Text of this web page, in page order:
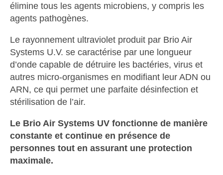
élimine tous les agents microbiens, y compris les
agents pathogènes.
Le rayonnement ultraviolet produit par Brio Air
Systems U.V. se caractérise par une longueur
d’onde capable de détruire les bactéries, virus et
autres micro-organismes en modifiant leur ADN ou
ARN, ce qui permet une parfaite désinfection et
stérilisation de l’air.
Le Brio Air Systems UV fonctionne de manière
constante et continue en présence de
personnes tout en assurant une protection
maximale.